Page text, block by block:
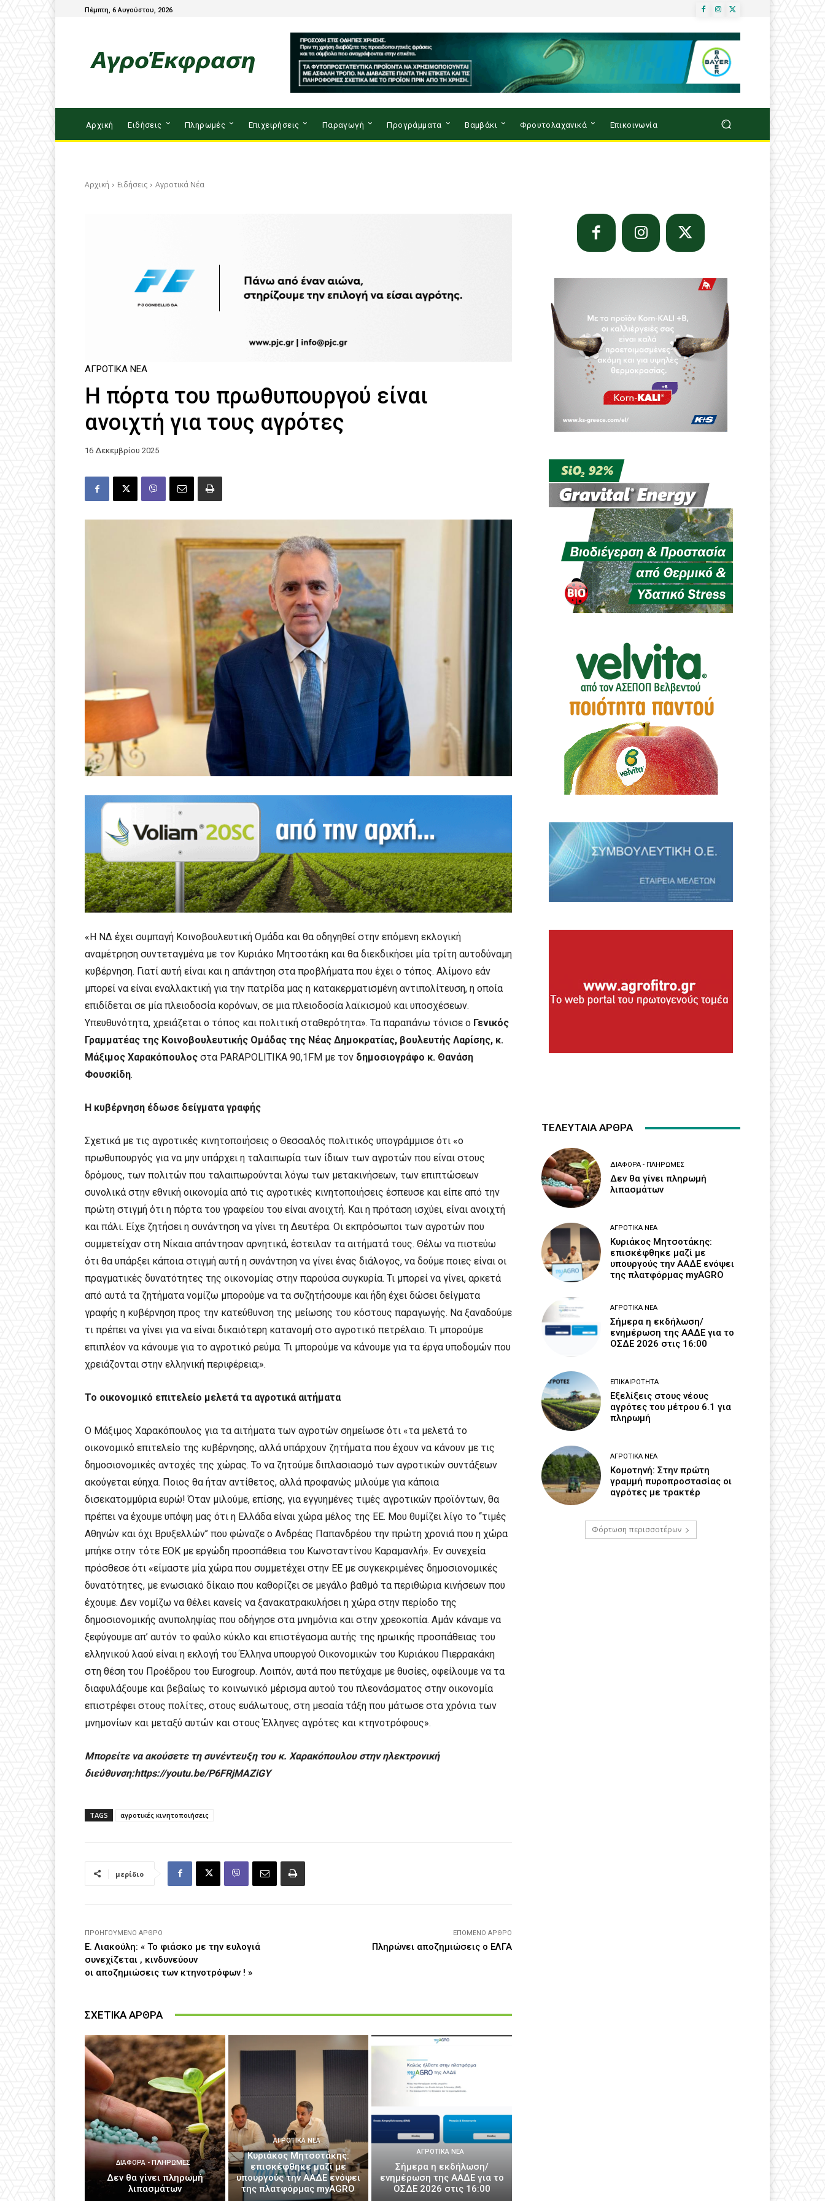
Πέμπτη, 6 Αυγούστου, 2026
Αρχική Ειδήσεις Πληρωμές Επιχειρήσεις Παραγωγή Προγράμματα Βαμβάκι Φρουτολαχανικά Επικοινωνία
Αρχική Ειδήσεις Αγροτικά Νέα
ΑΓΡΟΤΙΚΆ ΝΈΑ
Η πόρτα του πρωθυπουργού είναι
ανοιχτή για τους αγρότες
16 Δεκεμβρίου 2025
«Η ΝΔ έχει συμπαγή Κοινοβουλευτική Ομάδα και θα οδηγηθεί στην επόμενη εκλογική
αναμέτρηση συντεταγμένα με τον Κυριάκο Μητσοτάκη και θα διεκδικήσει μία τρίτη αυτοδύναμη
κυβέρνηση. Γιατί αυτή είναι και η απάντηση στα προβλήματα που έχει ο τόπος. Αλίμονο εάν
μπορεί να είναι εναλλακτική για την πατρίδα μας η κατακερματισμένη αντιπολίτευση, η οποία
επιδίδεται σε μία πλειοδοσία κορόνων, σε μια πλειοδοσία λαϊκισμού και υποσχέσεων.
Υπευθυνότητα, χρειάζεται ο τόπος και πολιτική σταθερότητα». Τα παραπάνω τόνισε ο Γενικός
Γραμματέας της Κοινοβουλευτικής Ομάδας της Νέας Δημοκρατίας, βουλευτής Λαρίσης, κ.
Μάξιμος Χαρακόπουλος στα PARAPOLITIKA 90,1FM με τον δημοσιογράφο κ. Θανάση
Φουσκίδη.
Η κυβέρνηση έδωσε δείγματα γραφής
Σχετικά με τις αγροτικές κινητοποιήσεις ο Θεσσαλός πολιτικός υπογράμμισε ότι «ο
πρωθυπουργός για να μην υπάρχει η ταλαιπωρία των ίδιων των αγροτών που είναι στους
δρόμους, των πολιτών που ταλαιπωρούνται λόγω των μετακινήσεων, των επιπτώσεων
συνολικά στην εθνική οικονομία από τις αγροτικές κινητοποιήσεις έσπευσε και είπε από την
πρώτη στιγμή ότι η πόρτα του γραφείου του είναι ανοιχτή. Και η πρόταση ισχύει, είναι ανοιχτή
και πάλι. Είχε ζητήσει η συνάντηση να γίνει τη Δευτέρα. Οι εκπρόσωποι των αγροτών που
συμμετείχαν στη Νίκαια απάντησαν αρνητικά, έστειλαν τα αιτήματά τους. Θέλω να πιστεύω
ότι θα υπάρξει κάποια στιγμή αυτή η συνάντηση να γίνει ένας διάλογος, να δούμε ποιες είναι οι
πραγματικές δυνατότητες της οικονομίας στην παρούσα συγκυρία. Τι μπορεί να γίνει, αρκετά
από αυτά τα ζητήματα νομίζω μπορούμε να τα συζητήσουμε και ήδη έχει δώσει δείγματα
γραφής η κυβέρνηση προς την κατεύθυνση της μείωσης του κόστους παραγωγής. Να ξαναδούμε
τι πρέπει να γίνει για να είναι δικαιότερη κατανομή στο αγροτικό πετρέλαιο. Τι μπορούμε
επιπλέον να κάνουμε για το αγροτικό ρεύμα. Τι μπορούμε να κάνουμε για τα έργα υποδομών που
χρειάζονται στην ελληνική περιφέρεια;».
Το οικονομικό επιτελείο μελετά τα αγροτικά αιτήματα
Ο Μάξιμος Χαρακόπουλος για τα αιτήματα των αγροτών σημείωσε ότι «τα μελετά το
οικονομικό επιτελείο της κυβέρνησης, αλλά υπάρχουν ζητήματα που έχουν να κάνουν με τις
δημοσιονομικές αντοχές της χώρας. Το να ζητούμε διπλασιασμό των αγροτικών συντάξεων
ακούγεται εύηχα. Ποιος θα ήταν αντίθετος, αλλά προφανώς μιλούμε για κάποια
δισεκατομμύρια ευρώ! Όταν μιλούμε, επίσης, για εγγυημένες τιμές αγροτικών προϊόντων, θα
πρέπει να έχουμε υπόψη μας ότι η Ελλάδα είναι χώρα μέλος της ΕΕ. Μου θυμίζει λίγο το ‘‘τιμές
Αθηνών και όχι Βρυξελλών’’ που φώναζε ο Ανδρέας Παπανδρέου την πρώτη χρονιά που η χώρα
μπήκε στην τότε ΕΟΚ με εργώδη προσπάθεια του Κωνσταντίνου Καραμανλή». Εν συνεχεία
πρόσθεσε ότι «είμαστε μία χώρα που συμμετέχει στην ΕΕ με συγκεκριμένες δημοσιονομικές
δυνατότητες, με ενωσιακό δίκαιο που καθορίζει σε μεγάλο βαθμό τα περιθώρια κινήσεων που
έχουμε. Δεν νομίζω να θέλει κανείς να ξανακατρακυλήσει η χώρα στην περίοδο της
δημοσιονομικής ανυποληψίας που οδήγησε στα μνημόνια και στην χρεοκοπία. Αμάν κάναμε να
ξεφύγουμε απ’ αυτόν το φαύλο κύκλο και επιστέγασμα αυτής της ηρωικής προσπάθειας του
ελληνικού λαού είναι η εκλογή του Έλληνα υπουργού Οικονομικών του Κυριάκου Πιερρακάκη
στη θέση του Προέδρου του Eurogroup. Λοιπόν, αυτά που πετύχαμε με θυσίες, οφείλουμε να τα
διαφυλάξουμε και βεβαίως το κοινωνικό μέρισμα αυτού του πλεονάσματος στην οικονομία
επιστρέφει στους πολίτες, στους ευάλωτους, στη μεσαία τάξη που μάτωσε στα χρόνια των
μνημονίων και μεταξύ αυτών και στους Έλληνες αγρότες και κτηνοτρόφους».
Μπορείτε να ακούσετε τη συνέντευξη του κ. Χαρακόπουλου στην ηλεκτρονική
διεύθυνση:https://youtu.be/P6FRjMAZiGY
TAGS αγροτικές κινητοποιήσεις
μερίδιο
ΠΡΟΗΓΟΎΜΕΝΟ ΆΡΘΡΟ
Ε. Λιακούλη: « Το φιάσκο με την ευλογιά
συνεχίζεται , κινδυνεύουν
οι αποζημιώσεις των κτηνοτρόφων ! »
ΕΠΌΜΕΝΟ ΆΡΘΡΟ
Πληρώνει αποζημιώσεις ο ΕΛΓΑ
ΣΧΕΤΙΚΑ ΑΡΘΡΑ
ΔΙΆΦΟΡΑ - ΠΛΗΡΩΜΈΣ
Δεν θα γίνει πληρωμή
λιπασμάτων
ΑΓΡΟΤΙΚΆ ΝΈΑ
Κυριάκος Μητσοτάκης:
επισκέφθηκε μαζί με
υπουργούς την ΑΑΔΕ ενόψει
της πλατφόρμας myAGRO
ΑΓΡΟΤΙΚΆ ΝΈΑ
Σήμερα η εκδήλωση/
ενημέρωση της ΑΑΔΕ για το
ΟΣΔΕ 2026 στις 16:00
ΤΕΛΕΥΤΑΙΑ ΑΡΘΡΑ
ΔΙΆΦΟΡΑ - ΠΛΗΡΩΜΈΣ
Δεν θα γίνει πληρωμή
λιπασμάτων
ΑΓΡΟΤΙΚΆ ΝΈΑ
Κυριάκος Μητσοτάκης:
επισκέφθηκε μαζί με
υπουργούς την ΑΑΔΕ ενόψει
της πλατφόρμας myAGRO
ΑΓΡΟΤΙΚΆ ΝΈΑ
Σήμερα η εκδήλωση/
ενημέρωση της ΑΑΔΕ για το
ΟΣΔΕ 2026 στις 16:00
ΕΠΙΚΑΙΡΌΤΗΤΑ
Εξελίξεις στους νέους
αγρότες του μέτρου 6.1 για
πληρωμή
ΑΓΡΟΤΙΚΆ ΝΈΑ
Κομοτηνή: Στην πρώτη
γραμμή πυροπροστασίας οι
αγρότες με τρακτέρ
Φόρτωση περισσοτέρων